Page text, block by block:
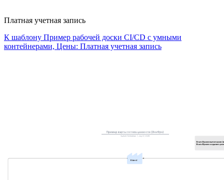
Платная учетная запись
К шаблону Пример рабочей доски CI/CD с умными
контейнерами, Цены: Платная учетная запись